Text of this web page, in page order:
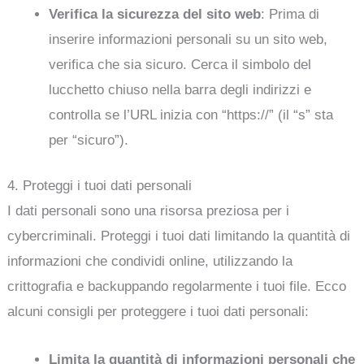
Verifica la sicurezza del sito web: Prima di
inserire informazioni personali su un sito web,
verifica che sia sicuro. Cerca il simbolo del
lucchetto chiuso nella barra degli indirizzi e
controlla se l’URL inizia con “https://” (il “s” sta
per “sicuro”).
4. Proteggi i tuoi dati personali
I dati personali sono una risorsa preziosa per i
cybercriminali. Proteggi i tuoi dati limitando la quantità di
informazioni che condividi online, utilizzando la
crittografia e backuppando regolarmente i tuoi file. Ecco
alcuni consigli per proteggere i tuoi dati personali:
Limita la quantità di informazioni personali che